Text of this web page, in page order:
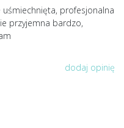
uśmiechnięta, profesjonalna
przyjemna bardzo,
dodaj opinię